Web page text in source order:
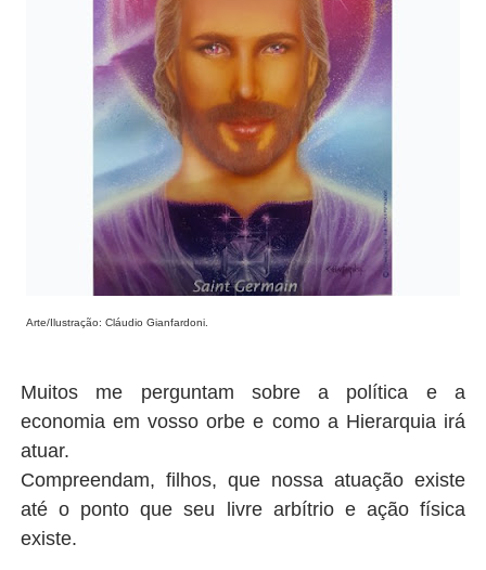
Arte/Ilustração: Cláudio Gianfardoni.
Muitos me perguntam sobre a política e a
economia em vosso orbe e como a Hierarquia irá
atuar.
Compreendam, filhos, que nossa atuação existe
até o ponto que seu livre arbítrio e ação física
existe.